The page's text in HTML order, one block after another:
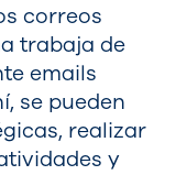
correos
trabaja de
emails
se pueden
realizar
y